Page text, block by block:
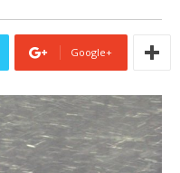
Google+